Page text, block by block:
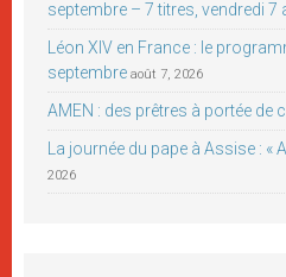
septembre – 7 titres, vendredi 7
Léon XIV en France : le
septembre août 7, 2026
AMEN : des prêtres à portée de
La journée du pape à Assise : «
2026